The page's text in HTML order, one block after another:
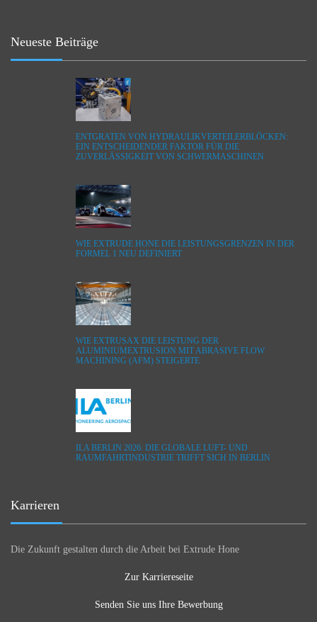
Neueste Beiträge
ENTGRATEN VON HYDRAULIKVERTEILERBLÖCKEN:
EIN ENTSCHEIDENDER FAKTOR FÜR DIE
ZUVERLÄSSIGKEIT VON SCHWERMASCHINEN
WIE EXTRUDE HONE DIE LEISTUNGSGRENZEN IN DER
FORMEL 1 NEU DEFINIERT
WIE EXTRUSAX DIE LEISTUNG DER
ALUMINIUMEXTRUSION MIT ABRASIVE FLOW
MACHINING (AFM) STEIGERTE
ILA BERLIN 2026: DIE GLOBALE LUFT- UND
RAUMFAHRTINDUSTRIE TRIFFT SICH IN BERLIN
Karrieren
Die Zukunft gestalten durch die Arbeit bei Extrude Hone
Zur Karriereseite
Senden Sie uns Ihre Bewerbung